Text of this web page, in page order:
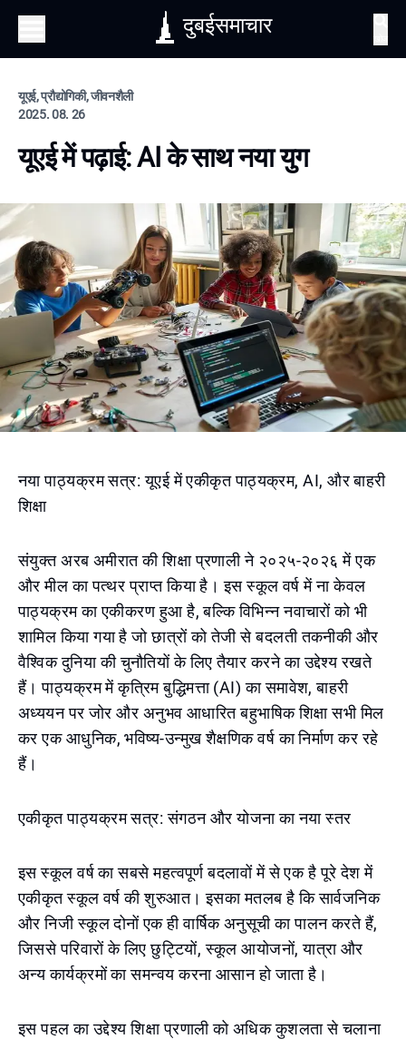
दुबईसमाचार
यूएई, प्रौद्योगिकी, जीवनशैली
2025. 08. 26
यूएई में पढ़ाई: AI के साथ नया युग
नया पाठ्यक्रम सत्र: यूएई में एकीकृत पाठ्यक्रम, AI, और बाहरी
शिक्षा
संयुक्त अरब अमीरात की शिक्षा प्रणाली ने २०२५-२०२६ में एक
और मील का पत्थर प्राप्त किया है। इस स्कूल वर्ष में ना केवल
पाठ्यक्रम का एकीकरण हुआ है, बल्कि विभिन्न नवाचारों को भी
शामिल किया गया है जो छात्रों को तेजी से बदलती तकनीकी और
वैश्विक दुनिया की चुनौतियों के लिए तैयार करने का उद्देश्य रखते
हैं। पाठ्यक्रम में कृत्रिम बुद्धिमत्ता (AI) का समावेश, बाहरी
अध्ययन पर जोर और अनुभव आधारित बहुभाषिक शिक्षा सभी मिल
कर एक आधुनिक, भविष्य-उन्मुख शैक्षणिक वर्ष का निर्माण कर रहे
हैं।
एकीकृत पाठ्यक्रम सत्र: संगठन और योजना का नया स्तर
इस स्कूल वर्ष का सबसे महत्वपूर्ण बदलावों में से एक है पूरे देश में
एकीकृत स्कूल वर्ष की शुरुआत। इसका मतलब है कि सार्वजनिक
और निजी स्कूल दोनों एक ही वार्षिक अनुसूची का पालन करते हैं,
जिससे परिवारों के लिए छुट्टियों, स्कूल आयोजनों, यात्रा और
अन्य कार्यक्रमों का समन्वय करना आसान हो जाता है।
इस पहल का उद्देश्य शिक्षा प्रणाली को अधिक कुशलता से चलाना